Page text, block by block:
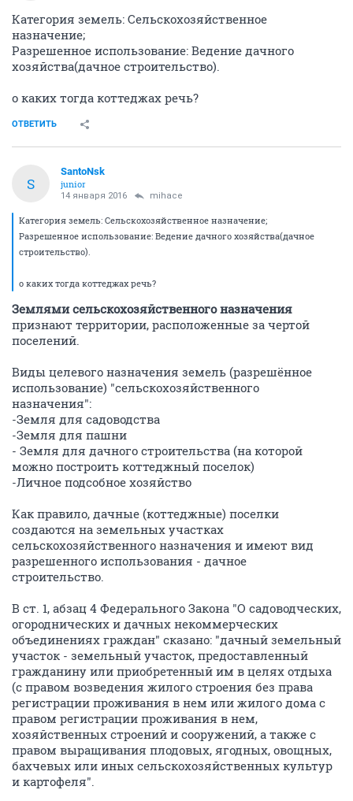
Категория земель: Сельскохозяйственное
назначение;
Разрешенное использование: Ведение дачного
хозяйства(дачное строительство).
о каких тогда коттеджах речь?
ОТВЕТИТЬ
S
SantoNsk
junior
14 января 2016 mihace
Категория земель: Сельскохозяйственное назначение;
Разрешенное использование: Ведение дачного хозяйства(дачное
строительство).
о каких тогда коттеджах речь?
Землями сельскохозяйственного назначения
признают территории, расположенные за чертой
поселений.
Виды целевого назначения земель (разрешённое
использование) "сельскохозяйственного
назначения":
-Земля для садоводства
-Земля для пашни
- Земля для дачного строительства (на которой
можно построить коттеджный поселок)
-Личное подсобное хозяйство
Как правило, дачные (коттеджные) поселки
создаются на земельных участках
сельскохозяйственного назначения и имеют вид
разрешенного использования - дачное
строительство.
В ст. 1, абзац 4 Федерального Закона "О садоводческих,
огороднических и дачных некоммерческих
объединениях граждан" сказано: "дачный земельный
участок - земельный участок, предоставленный
гражданину или приобретенный им в целях отдыха
(с правом возведения жилого строения без права
регистрации проживания в нем или жилого дома с
правом регистрации проживания в нем,
хозяйственных строений и сооружений, а также с
правом выращивания плодовых, ягодных, овощных,
бахчевых или иных сельскохозяйственных культур
и картофеля".